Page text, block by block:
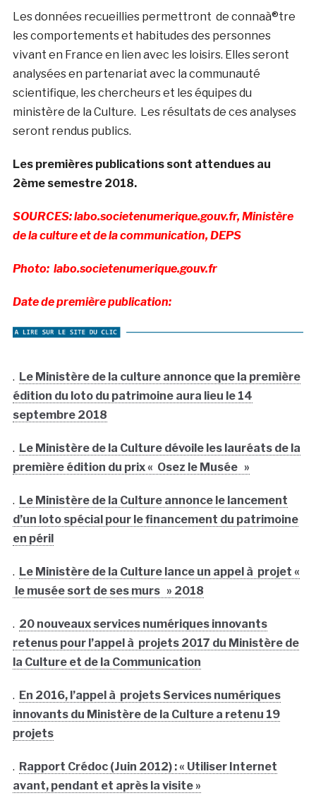
Les données recueillies permettront de connaà®tre
les comportements et habitudes des personnes
vivant en France en lien avec les loisirs. Elles seront
analysées en partenariat avec la communauté
scientifique, les chercheurs et les équipes du
ministère de la Culture. Les résultats de ces analyses
seront rendus publics.
Les premières publications sont attendues au
2ème semestre 2018.
SOURCES: labo.societenumerique.gouv.fr, Ministère
de la culture et de la communication, DEPS
Photo: labo.societenumerique.gouv.fr
Date de première publication:
. Le Ministère de la culture annonce que la première
édition du loto du patrimoine aura lieu le 14
septembre 2018
. Le Ministère de la Culture dévoile les lauréats de la
première édition du prix « Osez le Musée »
. Le Ministère de la Culture annonce le lancement
d’un loto spécial pour le financement du patrimoine
en péril
. Le Ministère de la Culture lance un appel à projet «
le musée sort de ses murs » 2018
. 20 nouveaux services numériques innovants
retenus pour l’appel à projets 2017 du Ministère de
la Culture et de la Communication
. En 2016, l’appel à projets Services numériques
innovants du Ministère de la Culture a retenu 19
projets
. Rapport Crédoc (Juin 2012) : « Utiliser Internet
avant, pendant et après la visite »